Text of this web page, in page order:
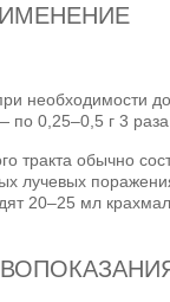
необходимости
0,25–0,5 г 3 раза
тракта обычно
лучевых
20–25 мл